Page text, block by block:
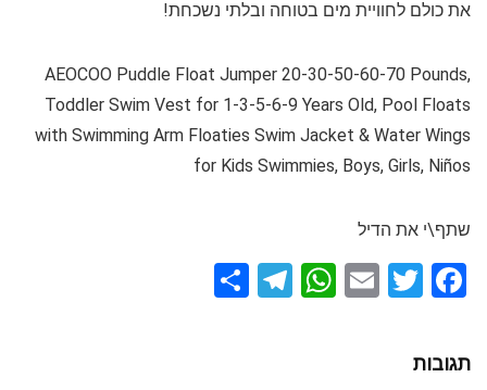
את כולם לחוויית מים בטוחה ובלתי נשכחת!
AEOCOO Puddle Float Jumper 20-30-50-60-70 Pounds,
Toddler Swim Vest for 1-3-5-6-9 Years Old, Pool Floats
with Swimming Arm Floaties Swim Jacket & Water Wings
for Kids Swimmies, Boys, Girls, Niños
שתף\י את הדיל
F
ce
T
E
W
T
תגובות